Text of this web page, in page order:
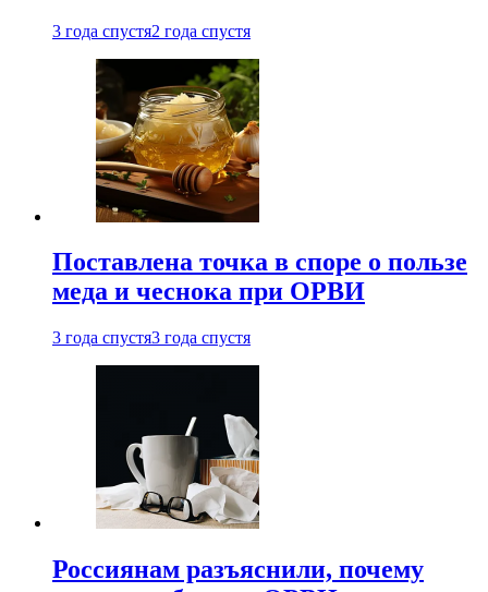
3 года спустя2 года спустя
Поставлена точка в споре о пользе
меда и чеснока при ОРВИ
3 года спустя3 года спустя
Россиянам разъяснили, почему